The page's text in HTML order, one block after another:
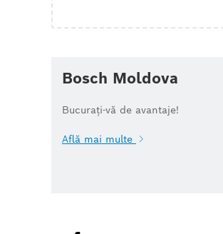
Bosch Moldova
Bucurați-vă de avantaje!
Află mai multe